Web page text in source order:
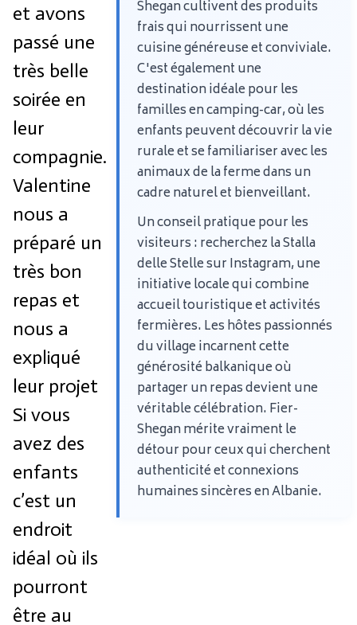
et avons
passé une
très belle
soirée en
leur
compagnie.
Valentine
nous a
préparé un
très bon
repas et
nous a
expliqué
leur projet
Si vous
avez des
enfants
c’est un
endroit
idéal où ils
pourront
être au
Shegan cultivent des produits
frais qui nourrissent une
cuisine généreuse et conviviale.
C'est également une
destination idéale pour les
familles en camping-car, où les
enfants peuvent découvrir la vie
rurale et se familiariser avec les
animaux de la ferme dans un
cadre naturel et bienveillant.
Un conseil pratique pour les
visiteurs : recherchez la Stalla
delle Stelle sur Instagram, une
initiative locale qui combine
accueil touristique et activités
fermières. Les hôtes passionnés
du village incarnent cette
générosité balkanique où
partager un repas devient une
véritable célébration. Fier-
Shegan mérite vraiment le
détour pour ceux qui cherchent
authenticité et connexions
humaines sincères en Albanie.